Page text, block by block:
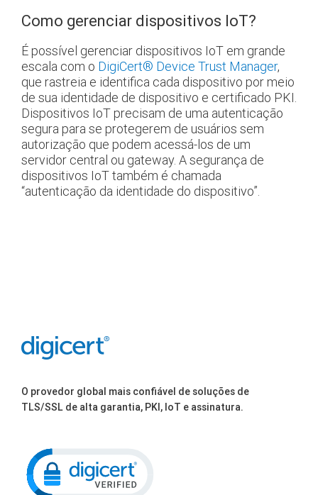
Como gerenciar dispositivos IoT?
É possível gerenciar dispositivos IoT em grande
escala com o DigiCert® Device Trust Manager,
que rastreia e identifica cada dispositivo por meio
de sua identidade de dispositivo e certificado PKI.
Dispositivos IoT precisam de uma autenticação
segura para se protegerem de usuários sem
autorização que podem acessá-los de um
servidor central ou gateway. A segurança de
dispositivos IoT também é chamada
“autenticação da identidade do dispositivo”.
O provedor global mais confiável de soluções de
TLS/SSL de alta garantia, PKI, IoT e assinatura.